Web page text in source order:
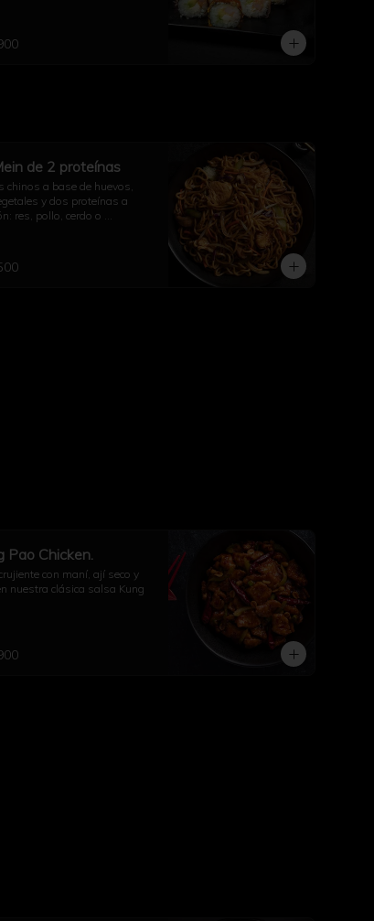
de 2 proteínas
chinos a base de huevos,
y dos proteínas a
res, pollo, cerdo o
Pao Chicken.
con maní, ají seco y
nuestra clásica salsa Kung